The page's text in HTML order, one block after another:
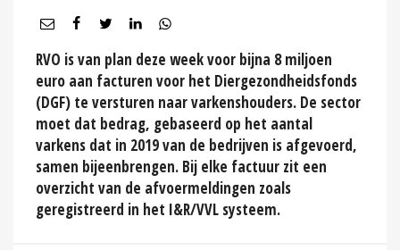
RVO is van plan deze week voor bijna 8 miljoen
euro aan facturen voor het Diergezondheidsfonds
(DGF) te versturen naar varkenshouders. De sector
moet dat bedrag, gebaseerd op het aantal
varkens dat in 2019 van de bedrijven is afgevoerd,
samen bijeenbrengen. Bij elke factuur zit een
overzicht van de afvoermeldingen zoals
geregistreerd in het I&R/VVL systeem.